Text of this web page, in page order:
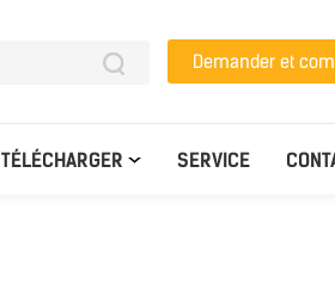
Demander et
TÉLÉCHARGER SERVICE